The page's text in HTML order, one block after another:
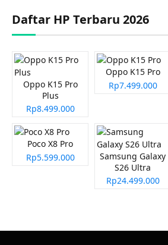
Daftar HP Terbaru 2026
Oppo K15 Pro
Plus
Rp8.499.000
Oppo K15 Pro
Rp7.499.000
Poco X8 Pro
Rp5.599.000
Samsung Galaxy
S26 Ultra
Rp24.499.000